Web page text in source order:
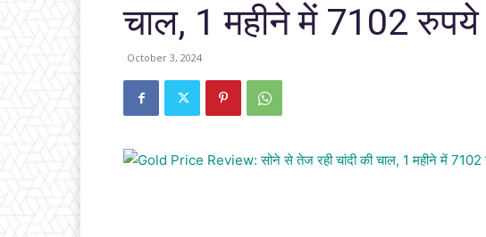
चाल, 1 महीने में 7102 रुपये
October 3, 2024